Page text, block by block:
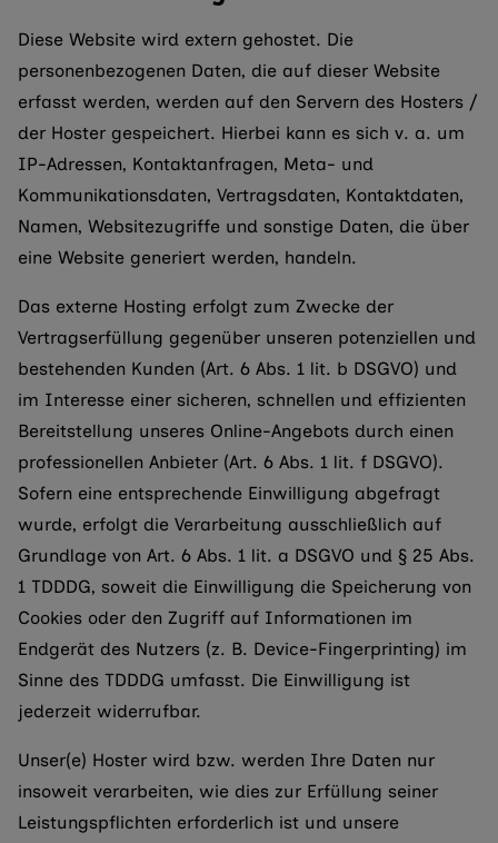
Diese Website wird extern gehostet. Die
personenbezogenen Daten, die auf dieser Website
erfasst werden, werden auf den Servern des Hosters /
der Hoster gespeichert. Hierbei kann es sich v. a. um
IP-Adressen, Kontaktanfragen, Meta- und
Kommunikationsdaten, Vertragsdaten, Kontaktdaten,
Namen, Websitezugriffe und sonstige Daten, die über
eine Website generiert werden, handeln.
Das externe Hosting erfolgt zum Zwecke der
Vertragserfüllung gegenüber unseren potenziellen und
bestehenden Kunden (Art. 6 Abs. 1 lit. b DSGVO) und
im Interesse einer sicheren, schnellen und effizienten
Bereitstellung unseres Online-Angebots durch einen
professionellen Anbieter (Art. 6 Abs. 1 lit. f DSGVO).
Sofern eine entsprechende Einwilligung abgefragt
wurde, erfolgt die Verarbeitung ausschließlich auf
Grundlage von Art. 6 Abs. 1 lit. a DSGVO und § 25 Abs.
1 TDDDG, soweit die Einwilligung die Speicherung von
Cookies oder den Zugriff auf Informationen im
Endgerät des Nutzers (z. B. Device-Fingerprinting) im
Sinne des TDDDG umfasst. Die Einwilligung ist
jederzeit widerrufbar.
Unser(e) Hoster wird bzw. werden Ihre Daten nur
insoweit verarbeiten, wie dies zur Erfüllung seiner
Leistungspflichten erforderlich ist und unsere